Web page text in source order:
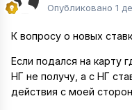
Опубликовано 1
К вопросу о новых
Если подался на карту
НГ не получу, а с НГ
действия с моей